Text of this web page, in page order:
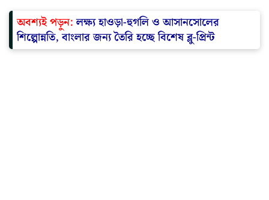
অবশ্যই পড়ুন:লক্ষ্য হাওড়া-হুগলি ও আসানসোলের
শিল্পোন্নতি, বাংলার জন্য তৈরি হচ্ছে বিশেষ ব্লু-প্রিন্ট